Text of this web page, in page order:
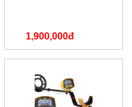
1,900,000đ
2,800,000đ